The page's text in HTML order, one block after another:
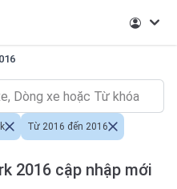
2016 cập nhập mới
Từ 2016 đến 2016